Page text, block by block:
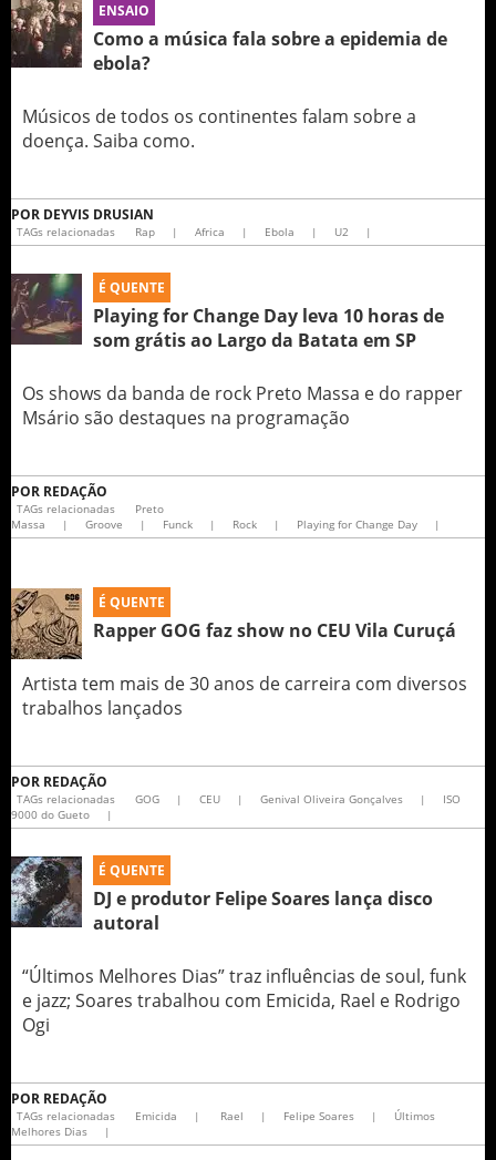
ENSAIO
Como a música fala sobre a epidemia de
ebola?
Músicos de todos os continentes falam sobre a
doença. Saiba como.
POR DEYVIS DRUSIAN
TAGs relacionadas Rap | Africa | Ebola | U2 |
É QUENTE
Playing for Change Day leva 10 horas de
som grátis ao Largo da Batata em SP
Os shows da banda de rock Preto Massa e do rapper
Msário são destaques na programação
POR REDAÇÃO
TAGs relacionadas
Preto
Massa
| Groove | Funck | Rock | Playing for Change Day |
É QUENTE
Rapper GOG faz show no CEU Vila Curuçá
Artista tem mais de 30 anos de carreira com diversos
trabalhos lançados
POR REDAÇÃO
TAGs relacionadas GOG | CEU | Genival Oliveira Gonçalves |
ISO
9000 do Gueto
|
É QUENTE
DJ e produtor Felipe Soares lança disco
autoral
“Últimos Melhores Dias” traz influências de soul, funk
e jazz; Soares trabalhou com Emicida, Rael e Rodrigo
Ogi
POR REDAÇÃO
TAGs relacionadas Emicida | Rael | Felipe Soares |
Últimos
Melhores Dias
|